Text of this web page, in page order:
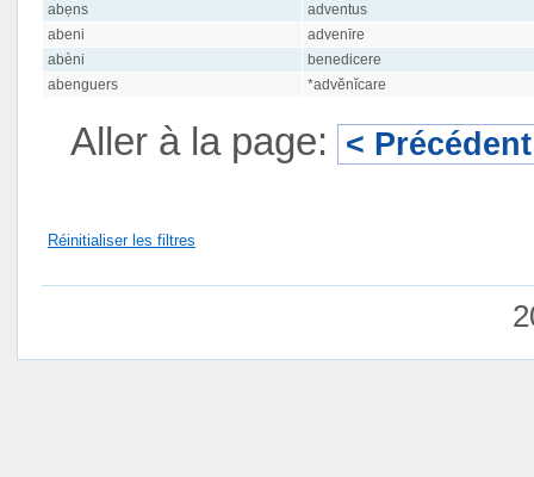
abẹns
adventus
abeni
advenīre
abèni
benedicere
abenguers
*advĕnĭcare
Aller à la page: < Précédent
Réinitialiser les filtres